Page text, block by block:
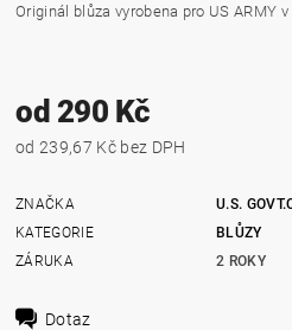
Originál blůza vyrobena pro US ARMY
od 290 Kč
od 239,67 Kč bez DPH
ZNAČKA
U.S.
KATEGORIE
BLŮZY
ZÁRUKA
2 ROKY
Dotaz